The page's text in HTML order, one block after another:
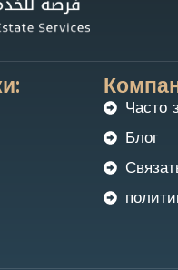
Часто
Блог